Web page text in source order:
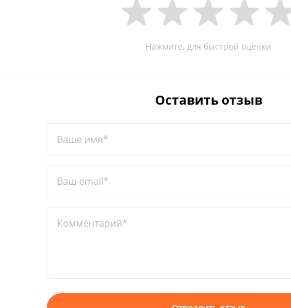
Нажмите, для быстрой оценки
Оставить отзыв
Ваше имя*
Ваш email*
Комментарий*